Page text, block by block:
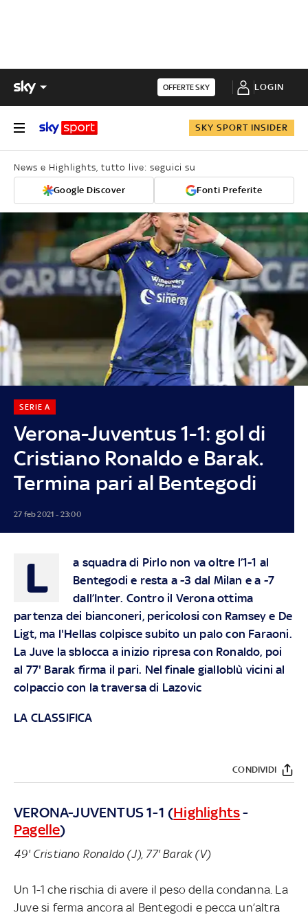
OFFERTE SKY LOGIN
SKY SPORT INSIDER
News e Highlights, tutto live: seguici su
Google Discover Fonti Preferite
Verona-Juventus 1-1: gol di
Cristiano Ronaldo e Barak.
Termina pari al Bentegodi
SERIE A
27 feb 2021 - 23:00
L
a squadra di Pirlo non va oltre l’1-1 al
Bentegodi e resta a -3 dal Milan e a -7
dall’Inter. Contro il Verona ottima
partenza dei bianconeri, pericolosi con Ramsey e De
Ligt, ma l'Hellas colpisce subito un palo con Faraoni.
La Juve la sblocca a inizio ripresa con Ronaldo, poi
al 77' Barak firma il pari. Nel finale gialloblù vicini al
colpaccio con la traversa di Lazovic
LA CLASSIFICA
CONDIVIDI
VERONA-JUVENTUS 1-1 (Highlights-
Pagelle)
49' Cristiano Ronaldo (J), 77' Barak (V)
Un 1-1 che rischia di avere il peso della condanna. La
Juve si ferma ancora al Bentegodi e pecca un’altra